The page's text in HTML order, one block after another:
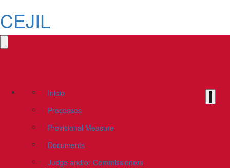
CEJIL
Inicio
Processes
Provisional Measure
Documents
Judge and/or Commissioners